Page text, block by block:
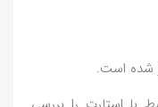
شده است.